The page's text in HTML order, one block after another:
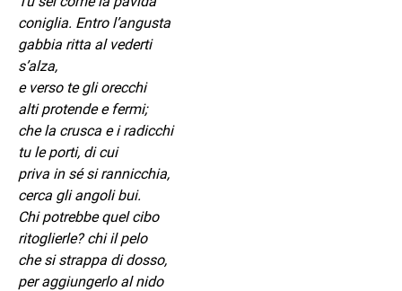
coniglia. Entro l’angusta
gabbia ritta al vederti
s’alza,
e verso te gli orecchi
alti protende e fermi;
che la crusca e i radicchi
tu le porti, di cui
priva in sé si rannicchia,
cerca gli angoli bui.
Chi potrebbe quel cibo
ritoglierle? chi il pelo
che si strappa di dosso,
per aggiungerlo al nido